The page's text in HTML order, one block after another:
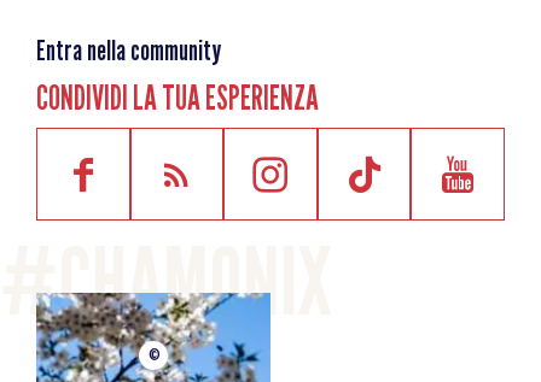
Entra nella community
CONDIVIDI LA TUA ESPERIENZA
©